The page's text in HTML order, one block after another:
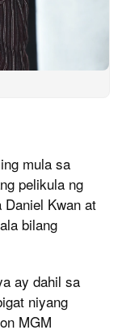
mula sa
pelikula ng
Kwan at
bilang
ay dahil sa
niyang
MGM